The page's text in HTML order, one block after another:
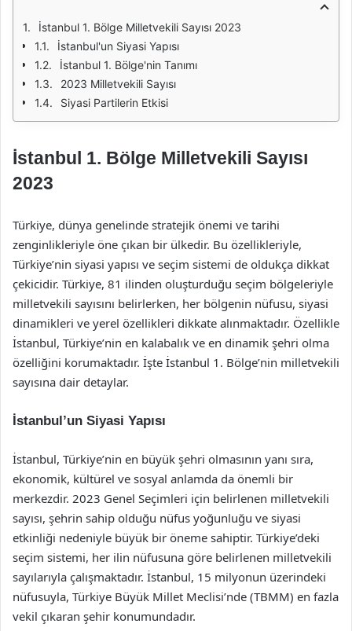
İstanbul 1. Bölge Milletvekili Sayısı 2023
İstanbul'un Siyasi Yapısı
İstanbul 1. Bölge'nin Tanımı
2023 Milletvekili Sayısı
Siyasi Partilerin Etkisi
İstanbul 1. Bölge Milletvekili Sayısı
2023
Türkiye, dünya genelinde stratejik önemi ve tarihi
zenginlikleriyle öne çıkan bir ülkedir. Bu özellikleriyle,
Türkiye’nin siyasi yapısı ve seçim sistemi de oldukça dikkat
çekicidir. Türkiye, 81 ilinden oluşturduğu seçim bölgeleriyle
milletvekili sayısını belirlerken, her bölgenin nüfusu, siyasi
dinamikleri ve yerel özellikleri dikkate alınmaktadır. Özellikle
İstanbul, Türkiye’nin en kalabalık ve en dinamik şehri olma
özelliğini korumaktadır. İşte İstanbul 1. Bölge’nin milletvekili
sayısına dair detaylar.
İstanbul’un Siyasi Yapısı
İstanbul, Türkiye’nin en büyük şehri olmasının yanı sıra,
ekonomik, kültürel ve sosyal anlamda da önemli bir
merkezdir. 2023 Genel Seçimleri için belirlenen milletvekili
sayısı, şehrin sahip olduğu nüfus yoğunluğu ve siyasi
etkinliği nedeniyle büyük bir öneme sahiptir. Türkiye’deki
seçim sistemi, her ilin nüfusuna göre belirlenen milletvekili
sayılarıyla çalışmaktadır. İstanbul, 15 milyonun üzerindeki
nüfusuyla, Türkiye Büyük Millet Meclisi’nde (TBMM) en fazla
vekil çıkaran şehir konumundadır.